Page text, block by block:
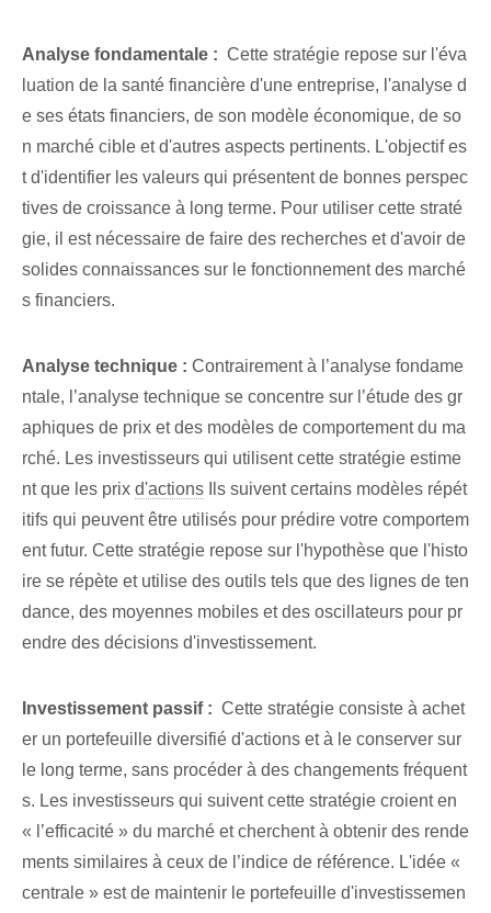
Analyse fondamentale : ⁢ Cette stratégie repose sur l'éva
luation de la santé financière d'une entreprise, l'analyse d
e ses états financiers, de son modèle économique, de so
n marché cible et d'autres aspects pertinents. L'objectif es
t d'identifier les valeurs qui présentent de bonnes perspec
tives de croissance à long terme. ⁣Pour utiliser cette straté
gie, il est nécessaire de faire des recherches et d'avoir de
solides connaissances sur le fonctionnement des marché
s financiers.
Analyse technique : Contrairement à l’analyse fondame
ntale, l’analyse technique se concentre sur l’étude des gr
aphiques de prix et des modèles de comportement du ma
rché. Les investisseurs qui utilisent cette stratégie estime
nt que les prix d'actions Ils suivent certains modèles répét
itifs qui peuvent être utilisés pour prédire votre comportem
ent futur. Cette stratégie repose sur l'hypothèse que l'histo
ire se répète et utilise des outils tels que des lignes de ten
dance, des moyennes mobiles et des oscillateurs pour pr
endre des décisions d'investissement.
Investissement passif : ⁤ Cette stratégie consiste à achet
er un portefeuille diversifié d'actions et à le conserver sur
le long terme, sans procéder à des changements fréquent
s. Les investisseurs qui suivent cette stratégie croient en
« l’efficacité » du marché et cherchent à obtenir des rende
ments similaires à ceux de l’indice de référence. L'idée «
centrale » est de maintenir le portefeuille d'investissemen